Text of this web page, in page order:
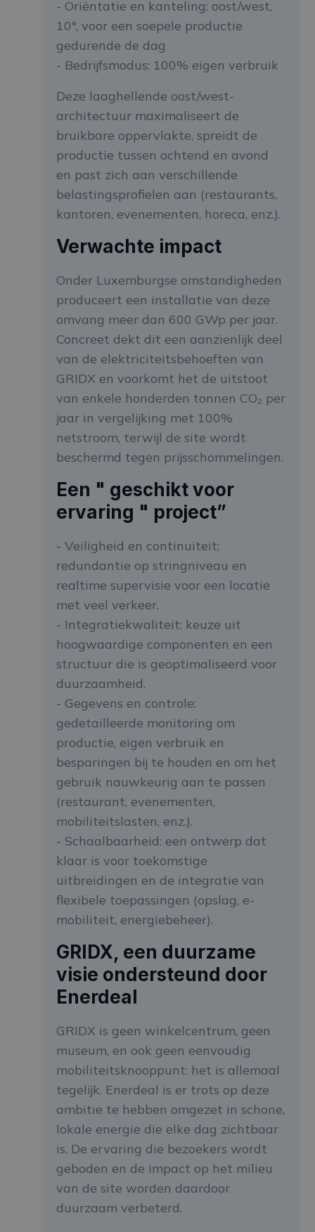
- Oriëntatie en kanteling: oost/west,
10°, voor een soepele productie
gedurende de dag
- Bedrijfsmodus: 100% eigen verbruik
Deze laaghellende oost/west-
architectuur maximaliseert de
bruikbare oppervlakte, spreidt de
productie tussen ochtend en avond
en past zich aan verschillende
belastingsprofielen aan (restaurants,
kantoren, evenementen, horeca, enz.).
Verwachte impact
Onder Luxemburgse omstandigheden
produceert een installatie van deze
omvang meer dan 600 GWp per jaar.
Concreet dekt dit een aanzienlijk deel
van de elektriciteitsbehoeften van
GRIDX en voorkomt het de uitstoot
van enkele honderden tonnen CO₂ per
jaar in vergelijking met 100%
netstroom, terwijl de site wordt
beschermd tegen prijsschommelingen.
Een " geschikt voor
ervaring " project”
- Veiligheid en continuïteit:
redundantie op stringniveau en
realtime supervisie voor een locatie
met veel verkeer.
- Integratiekwaliteit: keuze uit
hoogwaardige componenten en een
structuur die is geoptimaliseerd voor
duurzaamheid.
- Gegevens en controle:
gedetailleerde monitoring om
productie, eigen verbruik en
besparingen bij te houden en om het
gebruik nauwkeurig aan te passen
(restaurant, evenementen,
mobiliteitslasten, enz.).
- Schaalbaarheid: een ontwerp dat
klaar is voor toekomstige
uitbreidingen en de integratie van
flexibele toepassingen (opslag, e-
mobiliteit, energiebeheer).
GRIDX, een duurzame
visie ondersteund door
Enerdeal
GRIDX is geen winkelcentrum, geen
museum, en ook geen eenvoudig
mobiliteitsknooppunt: het is allemaal
tegelijk. Enerdeal is er trots op deze
ambitie te hebben omgezet in schone,
lokale energie die elke dag zichtbaar
is. De ervaring die bezoekers wordt
geboden en de impact op het milieu
van de site worden daardoor
duurzaam verbeterd.